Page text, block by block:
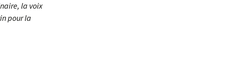
la voix
pour la